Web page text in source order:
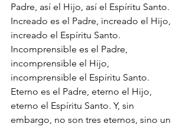
Padre, así el Hijo, así el Espíritu Santo.
Increado es el Padre, increado el Hijo,
increado el Espíritu Santo.
Incomprensible es el Padre,
incomprensible el Hijo,
incomprensible el Espíritu Santo.
Eterno es el Padre, eterno el Hijo,
eterno el Espíritu Santo. Y, sin
embargo, no son tres eternos, sino un